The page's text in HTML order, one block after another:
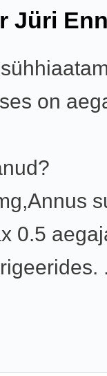
Jüri
on
0.5